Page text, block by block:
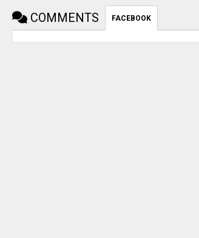
COMMENTS FACEBOOK